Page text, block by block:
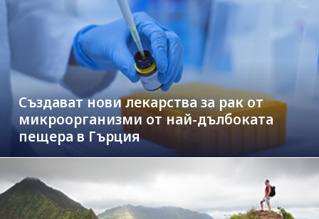
Създават нови лекарства за рак от
микроорганизми от най-дълбоката
пещера в Гърция